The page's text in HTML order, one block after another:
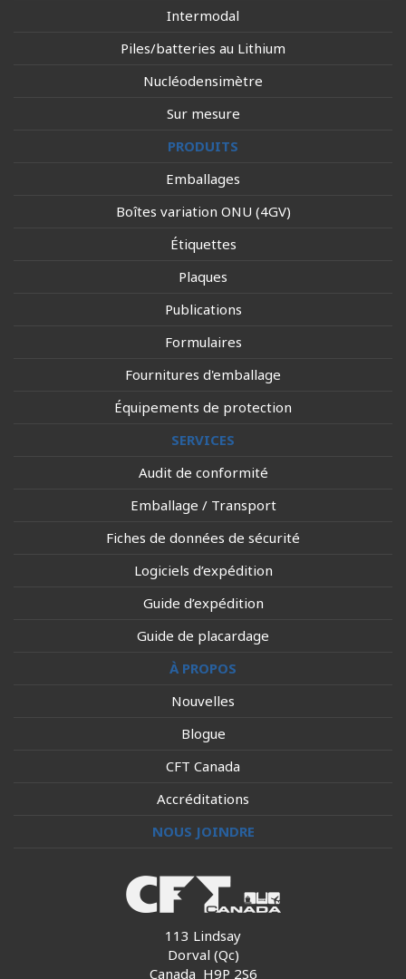
Intermodal
Piles/batteries au Lithium
Nucléodensimètre
Sur mesure
PRODUITS
Emballages
Boîtes variation ONU (4GV)
Étiquettes
Plaques
Publications
Formulaires
Fournitures d'emballage
Équipements de protection
SERVICES
Audit de conformité
Emballage / Transport
Fiches de données de sécurité
Logiciels d’expédition
Guide d’expédition
Guide de placardage
À PROPOS
Nouvelles
Blogue
CFT Canada
Accréditations
NOUS JOINDRE
113 Lindsay
Dorval (Qc)
Canada H9P 2S6